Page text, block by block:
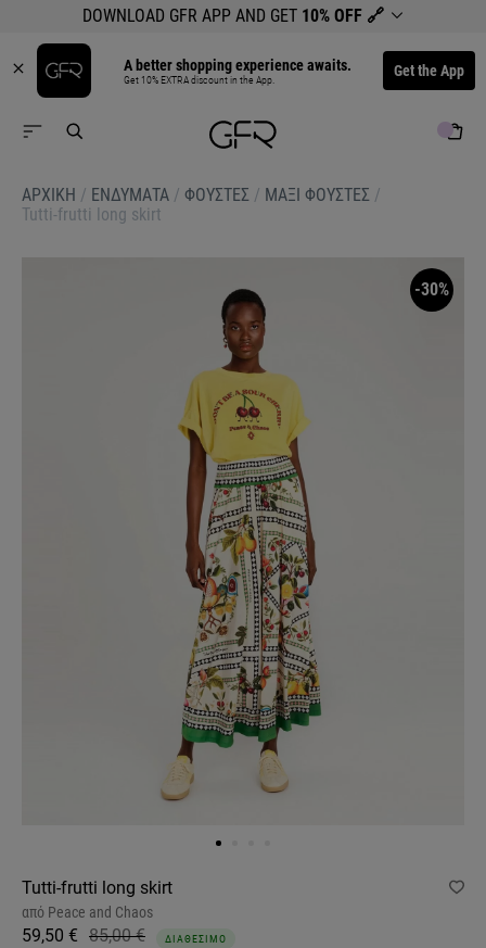
DOWNLOAD GFR APP AND GET 10% OFF 🔗
A better shopping experience awaits.
Get 10% EXTRA discount in the App. Get the App
ΑΡΧΙΚΉ / ΕΝΔΥΜΑΤΑ / ΦΟΥΣΤΕΣ / ΜΑΞΙ ΦΟΥΣΤΕΣ /
Tutti-frutti long skirt
-30%
Tutti-frutti long skirt
από Peace and Chaos
59,50 € 85,00 € ΔΙΑΘΕΣΙΜΟ